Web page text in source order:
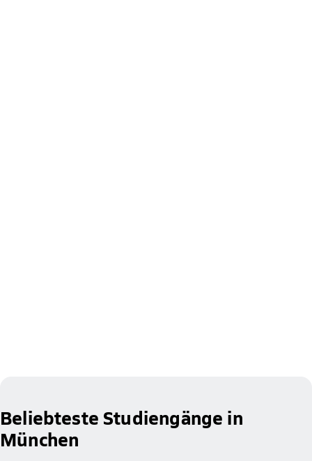
Beliebteste Studiengänge in
München